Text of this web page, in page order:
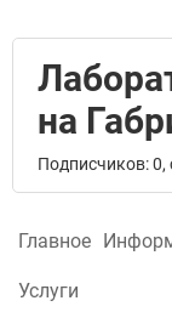
на
Подписчиков: 0,
Главное
Услуги